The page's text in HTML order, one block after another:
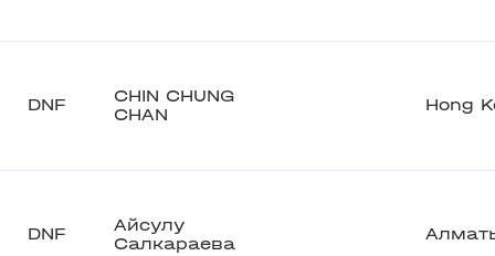
DNF
CHIN CHUNG
CHAN
Hong
DNF
Айсулу
Салкараева